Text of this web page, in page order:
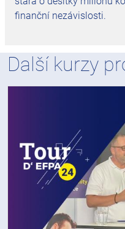
finanční nezávislosti.
Další kurzy